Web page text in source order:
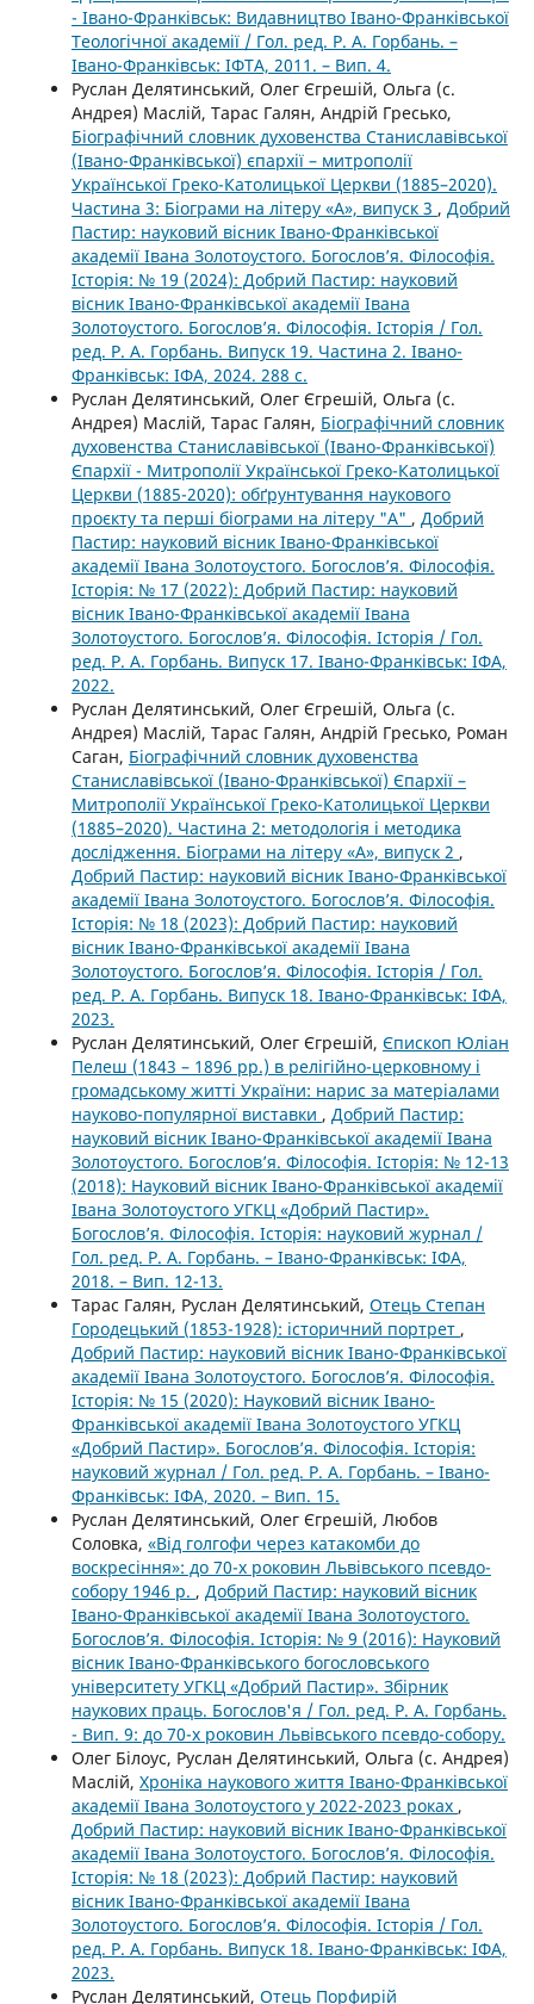
- Івано-Франківськ: Видавництво Івано-Франківської
Теологічної академії / Гол. ред. Р. А. Горбань. –
Івано-Франківськ: ІФТА, 2011. – Вип. 4.
Руслан Делятинський, Олег Єгрешій, Ольга (с.
Андрея) Маслій, Тарас Галян, Андрій Гресько,
Біографічний словник духовенства Станиславівської
(Івано-Франківської) єпархії – митрополії
Української Греко-Католицької Церкви (1885–2020).
Частина 3: Біограми на літеру «А», випуск 3 , Добрий
Пастир: науковий вісник Івано-Франківської
академії Івана Золотоустого. Богослов’я. Філософія.
Історія: № 19 (2024): Добрий Пастир: науковий
вісник Івано-Франківської академії Івана
Золотоустого. Богослов’я. Філософія. Історія / Гол.
ред. Р. А. Горбань. Випуск 19. Частина 2. Івано-
Франківськ: ІФА, 2024. 288 с.
Руслан Делятинський, Олег Єгрешій, Ольга (с.
Андрея) Маслій, Тарас Галян, Біографічний словник
духовенства Станиславівської (Івано-Франківської)
Єпархії - Митрополії Української Греко-Католицької
Церкви (1885-2020): обґрунтування наукового
проєкту та перші біограми на літеру "А" , Добрий
Пастир: науковий вісник Івано-Франківської
академії Івана Золотоустого. Богослов’я. Філософія.
Історія: № 17 (2022): Добрий Пастир: науковий
вісник Івано-Франківської академії Івана
Золотоустого. Богослов’я. Філософія. Історія / Гол.
ред. Р. А. Горбань. Випуск 17. Івано-Франківськ: ІФА,
2022.
Руслан Делятинський, Олег Єгрешій, Ольга (с.
Андрея) Маслій, Тарас Галян, Андрій Гресько, Роман
Саган, Біографічний словник духовенства
Станиславівської (Івано-Франківської) Єпархії –
Митрополії Української Греко-Католицької Церкви
(1885–2020). Частина 2: методологія і методика
дослідження. Біограми на літеру «A», випуск 2 ,
Добрий Пастир: науковий вісник Івано-Франківської
академії Івана Золотоустого. Богослов’я. Філософія.
Історія: № 18 (2023): Добрий Пастир: науковий
вісник Івано-Франківської академії Івана
Золотоустого. Богослов’я. Філософія. Історія / Гол.
ред. Р. А. Горбань. Випуск 18. Івано-Франківськ: ІФА,
2023.
Руслан Делятинський, Олег Єгрешій, Єпископ Юліан
Пелеш (1843 – 1896 рр.) в релігійно-церковному і
громадському житті України: нарис за матеріалами
науково-популярної виставки , Добрий Пастир:
науковий вісник Івано-Франківської академії Івана
Золотоустого. Богослов’я. Філософія. Історія: № 12-13
(2018): Науковий вісник Івано-Франківської академії
Івана Золотоустого УГКЦ «Добрий Пастир».
Богослов’я. Філософія. Історія: науковий журнал /
Гол. ред. Р. А. Горбань. – Івано-Франківськ: ІФА,
2018. – Вип. 12-13.
Тарас Галян, Руслан Делятинський, Отець Степан
Городецький (1853-1928): історичний портрет ,
Добрий Пастир: науковий вісник Івано-Франківської
академії Івана Золотоустого. Богослов’я. Філософія.
Історія: № 15 (2020): Науковий вісник Івано-
Франківської академії Івана Золотоустого УГКЦ
«Добрий Пастир». Богослов’я. Філософія. Історія:
науковий журнал / Гол. ред. Р. А. Горбань. – Івано-
Франківськ: ІФА, 2020. – Вип. 15.
Руслан Делятинський, Олег Єгрешій, Любов
Соловка, «Від голгофи через катакомби до
воскресіння»: до 70-х роковин Львівського псевдо-
собору 1946 р. , Добрий Пастир: науковий вісник
Івано-Франківської академії Івана Золотоустого.
Богослов’я. Філософія. Історія: № 9 (2016): Науковий
вісник Івано-Франківського богословського
університету УГКЦ «Добрий Пастир». Збірник
наукових праць. Богослов'я / Гол. ред. Р. А. Горбань.
- Вип. 9: до 70-х роковин Львівського псевдо-собору.
Олег Білоус, Руслан Делятинський, Ольга (с. Андрея)
Маслій, Хроніка наукового життя Івано-Франківської
академії Івана Золотоустого у 2022-2023 роках ,
Добрий Пастир: науковий вісник Івано-Франківської
академії Івана Золотоустого. Богослов’я. Філософія.
Історія: № 18 (2023): Добрий Пастир: науковий
вісник Івано-Франківської академії Івана
Золотоустого. Богослов’я. Філософія. Історія / Гол.
ред. Р. А. Горбань. Випуск 18. Івано-Франківськ: ІФА,
2023.
Руслан Делятинський, Отець Порфирій